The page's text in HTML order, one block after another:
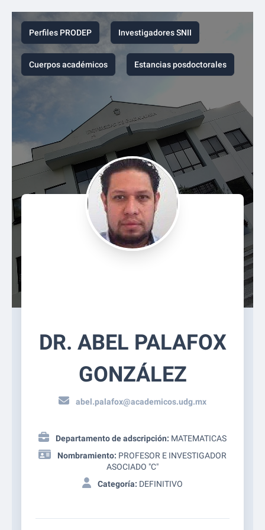
Perfiles PRODEP Investigadores SNII
Cuerpos académicos Estancias posdoctorales
DR. ABEL PALAFOX
GONZÁLEZ
abel.palafox@academicos.udg.mx
Departamento de adscripción: MATEMATICAS
Nombramiento: PROFESOR E INVESTIGADOR
ASOCIADO "C"
Categoría: DEFINITIVO